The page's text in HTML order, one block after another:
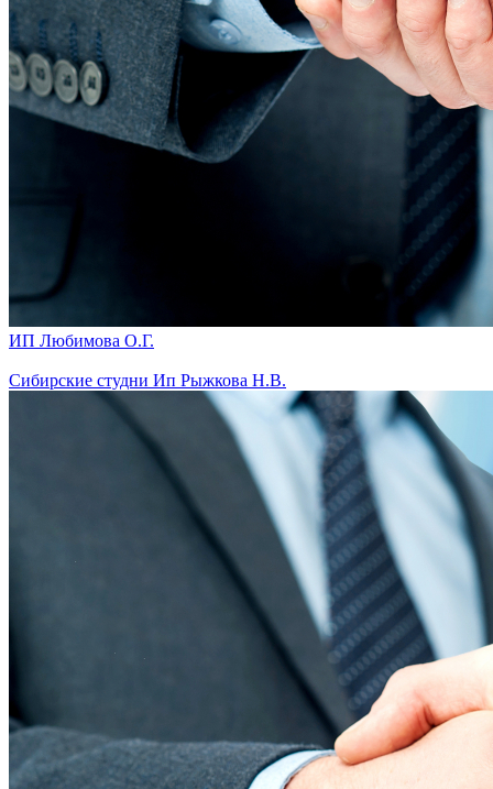
ИП Любимова О.Г.
Сибирские студни Ип Рыжкова Н.В.